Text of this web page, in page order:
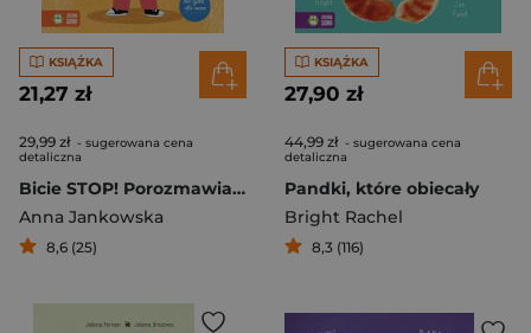
KSIĄŻKA
21,27 zł
29,99 zł - sugerowana cena
detaliczna
Bicie STOP! Porozmawiaj ze mną
Anna Jankowska
8,6 (25)
KSIĄŻKA
27,90 zł
44,99 zł - sugerowana cena
detaliczna
Pandki, które obiecały
Bright Rachel
8,3 (116)